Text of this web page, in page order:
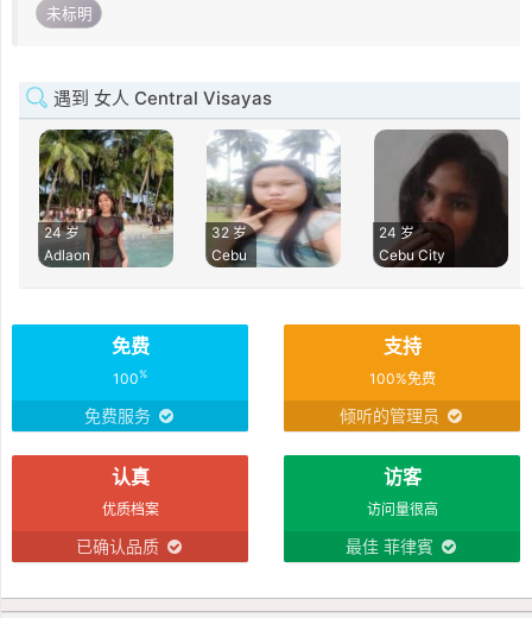
未标明
遇到 女人 Central Visayas
24 岁
Adlaon
32 岁
Cebu
24 岁
Cebu City
免费
100%
免费服务
支持
100%免费
倾听的管理员
认真
优质档案
已确认品质
访客
访问量很高
最佳 菲律賓